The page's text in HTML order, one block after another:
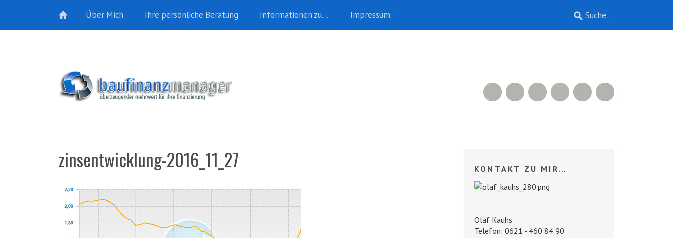
Über Mich Ihre persönliche Beratung Informationen zu… Impressum
Facebook
500px
LinkedIn
Xing
RSS Feed
zinsentwicklung-2016_11_27 KONTAKT ZU MIR…
Olaf Kauhs
Telefon: 0621 - 460 84 90